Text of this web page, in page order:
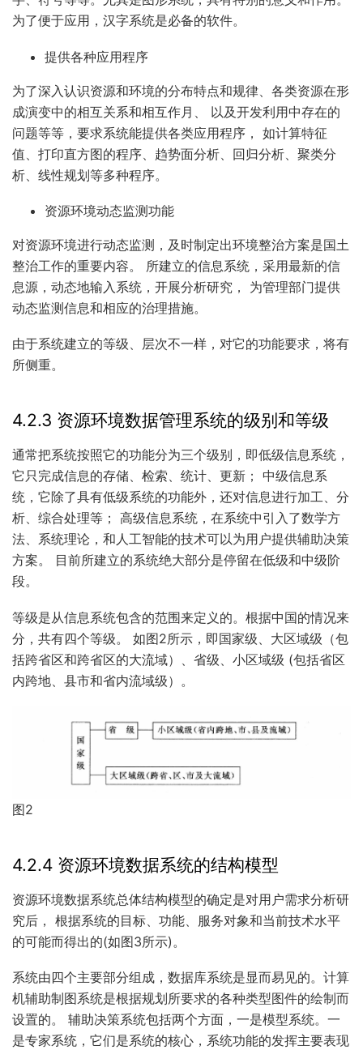
为了便于应用，汉字系统是必备的软件。
提供各种应用程序
为了深入认识资源和环境的分布特点和规律、各类资源在形
成演变中的相互关系和相互作月、 以及开发利用中存在的
问题等等，要求系统能提供各类应用程序， 如计算特征
值、打印直方图的程序、趋势面分析、回归分析、聚类分
析、线性规划等多种程序。
资源环境动态监测功能
对资源环境进行动态监测，及时制定出环境整治方案是国土
整治工作的重要内容。 所建立的信息系统，采用最新的信
息源，动态地输入系统，开展分析研究， 为管理部门提供
动态监测信息和相应的治理措施。
由于系统建立的等级、层次不一样，对它的功能要求，将有
所侧重。
4.2.3 资源环境数据管理系统的级别和等级
通常把系统按照它的功能分为三个级别，即低级信息系统，
它只完成信息的存储、检索、统计、更新； 中级信息系
统，它除了具有低级系统的功能外，还对信息进行加工、分
析、综合处理等； 高级信息系统，在系统中引入了数学方
法、系统理论，和人工智能的技术可以为用户提供辅助决策
方案。 目前所建立的系统绝大部分是停留在低级和中级阶
段。
等级是从信息系统包含的范围来定义的。根据中国的情况来
分，共有四个等级。 如图2所示，即国家级、大区域级（包
括跨省区和跨省区的大流域）、省级、小区域级 (包括省区
内跨地、县市和省内流域级）。
图2
4.2.4 资源环境数据系统的结构模型
资源环境数据系统总体结构模型的确定是对用户需求分析研
究后， 根据系统的目标、功能、服务对象和当前技术水平
的可能而得出的(如图3所示)。
系统由四个主要部分组成，数据库系统是显而易见的。计算
机辅助制图系统是根据规划所要求的各种类型图件的绘制而
设置的。 辅助决策系统包括两个方面，一是模型系统。一
是专家系统，它们是系统的核心，系统功能的发挥主要表现